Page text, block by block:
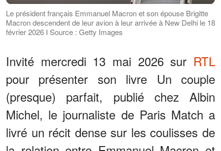
Le président français Emmanuel Macron et son épouse Brigitte
Macron descendent de leur avion à leur arrivée à New Delhi le 18
février 2026 I Source : Getty Images
Invité mercredi 13 mai 2026 sur RTL
pour présenter son livre Un couple
(presque) parfait, publié chez Albin
Michel, le journaliste de Paris Match a
livré un récit dense sur les coulisses de